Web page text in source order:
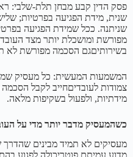
פסק הדין קבע מבחן תלת-שלבי:
שנית, מידת הפגיעה בפרטיות;
שניתנה. ככל שמידת הפגיעה
מפורשת ומושכלת יותר מצד
בשירותיםגם הסכמה מפורשת לא
המשמעות המעשית: כל מעסיק
צמודות לעובדיםחייב לקבל
מידתיות, ולפעול בשקיפות מלאה.
כשהמעסיק מדבר יותר מדי על
מעסיקים לא תמיד מבינים